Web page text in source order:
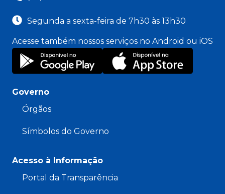
Segunda a sexta-feira de 7h30 às 13h30
Acesse também nossos serviços no Android ou iOS
Governo
Órgãos
Símbolos do Governo
Acesso à Informação
Portal da Transparência